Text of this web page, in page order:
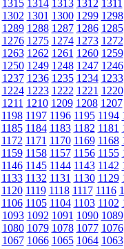
1315 1314 1313 1312 1311
1302 1301 1300 1299 1298
1289 1288 1287 1286 1285
1276 1275 1274 1273 1272
1263 1262 1261 1260 1259
1250 1249 1248 1247 1246
1237 1236 1235 1234 1233
1224 1223 1222 1221 1220
1211 1210 1209 1208 1207
1198 1197 1196 1195 1194
1185 1184 1183 1182 1181
1172 1171 1170 1169 1168
1159 1158 1157 1156 1155
1146 1145 1144 1143 1142
1133 1132 1131 1130 1129
1120 1119 1118 1117 1116
1106 1105 1104 1103 1102
1093 1092 1091 1090 1089
1080 1079 1078 1077 1076
1067 1066 1065 1064 1063